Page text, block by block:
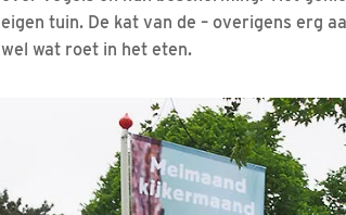
eigen tuin. De kat van de – overigens erg
wel wat roet in het eten.